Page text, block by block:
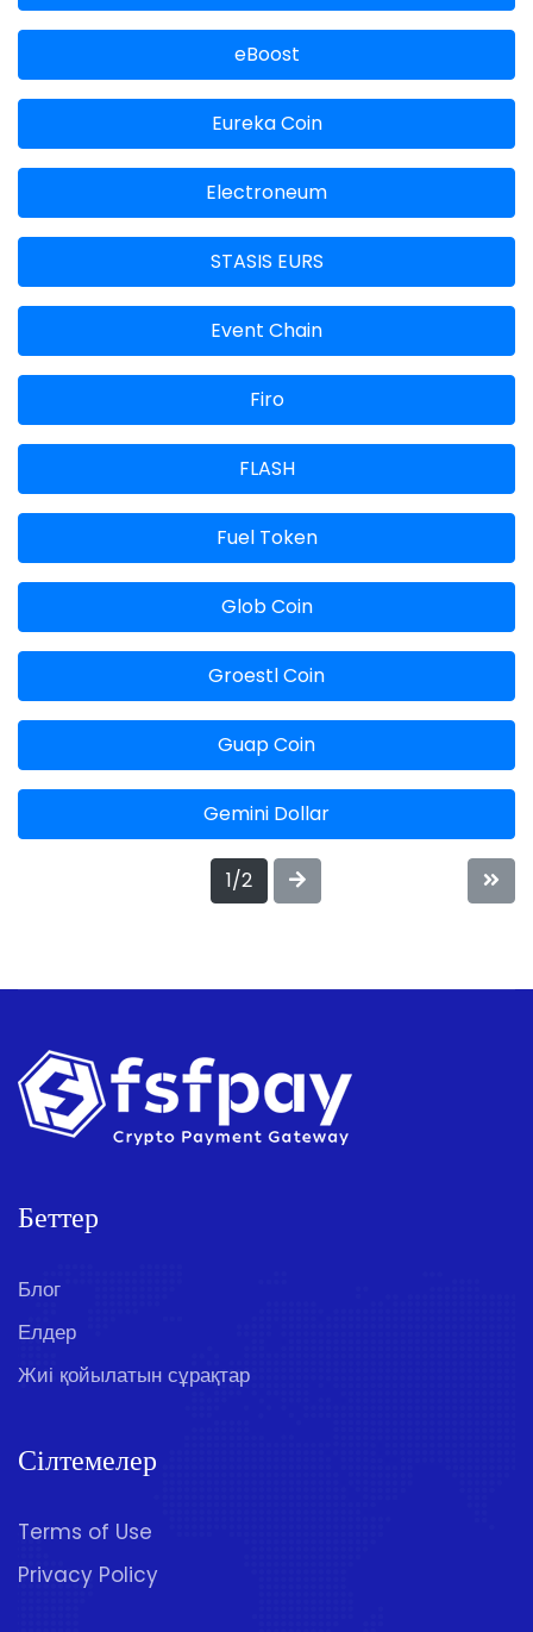
eBoost
Eureka Coin
Electroneum
STASIS EURS
Event Chain
Firo
FLASH
Fuel Token
Glob Coin
Groestl Coin
Guap Coin
Gemini Dollar
1/2
Беттер
Блог
Елдер
Жиі қойылатын сұрақтар
Сілтемелер
Terms of Use
Privacy Policy